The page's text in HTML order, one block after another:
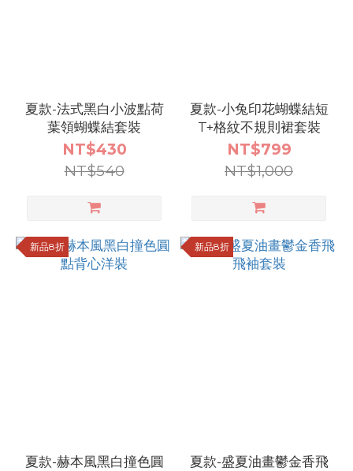
夏款-法式黑白小波點荷
葉領蝴蝶結套裝
NT$430
NT$540
夏款-小兔印花蝴蝶結短
T+格紋不規則裙套裝
NT$799
NT$1,000
新品8折
夏款-赫本風黑白撞色圓
新品8折
夏款-盛夏油畫鬱金香飛